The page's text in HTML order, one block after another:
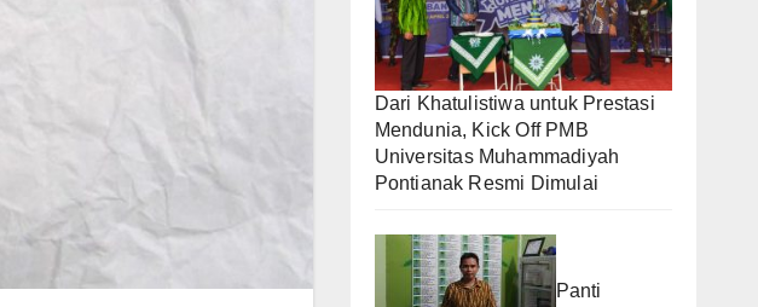
Dari Khatulistiwa untuk Prestasi
Mendunia, Kick Off PMB
Universitas Muhammadiyah
Pontianak Resmi Dimulai
Panti